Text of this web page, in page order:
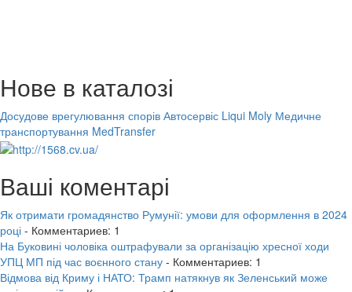
Нове в каталозі
Досудове врегулювання спорів Автосервіс Liqui Moly Медичне
транспортування MedTransfer
Ваші коментарі
Як отримати громадянство Румунії: умови для оформлення в 2024
році - Комментариев: 1
На Буковині чоловіка оштрафували за організацію хресної ходи
УПЦ МП під час воєнного стану - Комментариев: 1
Відмова від Криму і НАТО: Трамп натякнув як Зеленський може